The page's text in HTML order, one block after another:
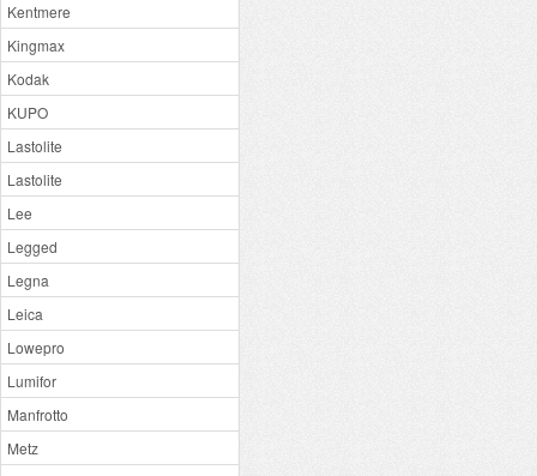
Kentmere
Kingmax
Kodak
KUPO
Lastolite
Lastolite
Lee
Legged
Legna
Leica
Lowepro
Lumifor
Manfrotto
Metz